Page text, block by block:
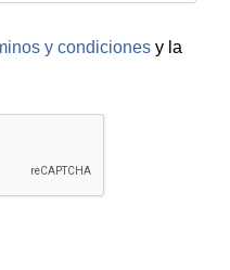
y condiciones y la